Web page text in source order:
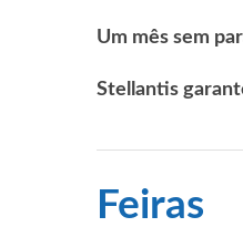
Um mês sem
Stellantis
Feiras